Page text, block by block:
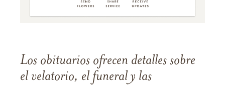
Los obituarios ofrecen detalles sobre
el velatorio, el funeral y las